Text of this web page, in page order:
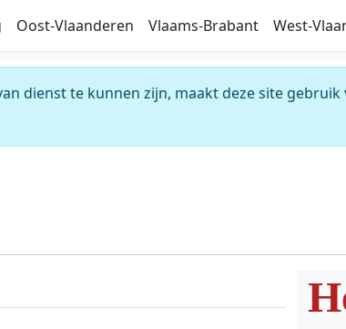
Oost-Vlaanderen Vlaams-Brabant West-
dienst te kunnen zijn, maakt deze site